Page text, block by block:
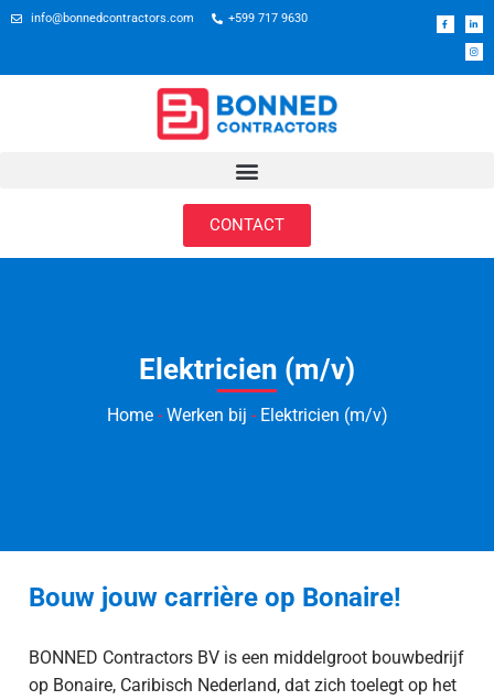
info@bonnedcontractors.com +599 717 9630
CONTACT
Elektricien (m/v)
Home-Werken bij - Elektricien (m/v)
Bouw jouw carrière op Bonaire!
BONNED Contractors BV is een middelgroot bouwbedrijf
op Bonaire, Caribisch Nederland, dat zich toelegt op het